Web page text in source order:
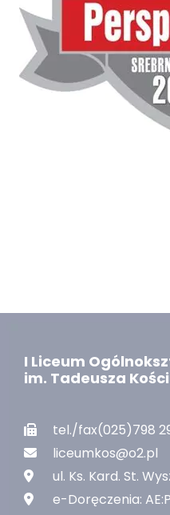
I Liceum
im. Tadeusza
tel./fax(025)798
liceumkos@o2.pl
ul. Ks. Kard. St.
e-Doręczenia: